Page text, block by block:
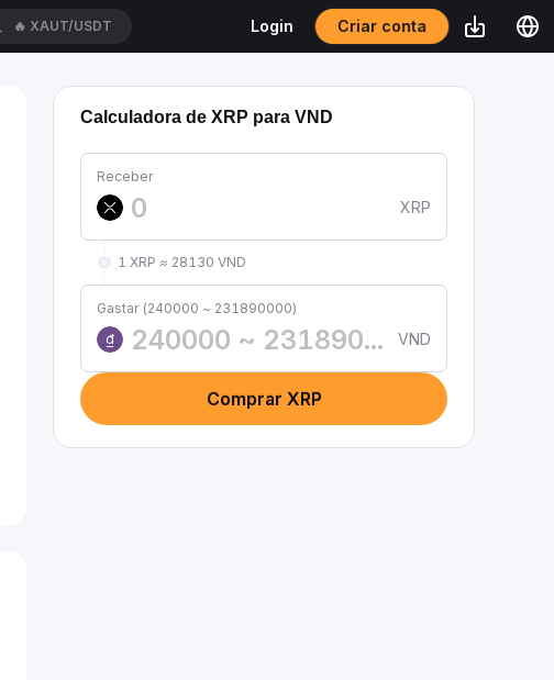
🔥 XAUT/USDT Login Criar conta
Calculadora de XRP para VND
Receber
XRP
1 XRP ≈ 28130 VND
Gastar (240000 ~ 231890000)
₫
VND
Comprar XRP